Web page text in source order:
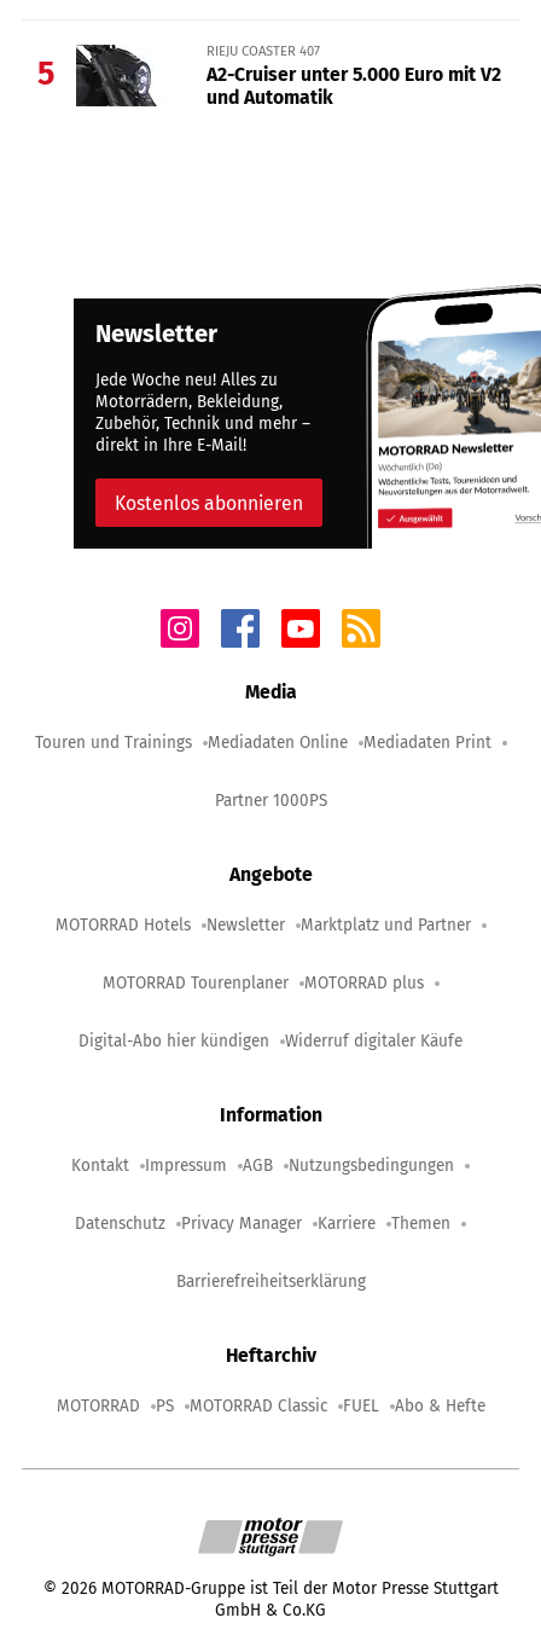
5
RIEJU COASTER 407
A2-Cruiser unter 5.000 Euro mit V2
und Automatik
Newsletter
Jede Woche neu! Alles zu
Motorrädern, Bekleidung,
Zubehör, Technik und mehr –
direkt in Ihre E-Mail!
Kostenlos abonnieren
Media
Touren und Trainings Mediadaten Online Mediadaten Print
Partner 1000PS
Angebote
MOTORRAD Hotels Newsletter Marktplatz und Partner
MOTORRAD Tourenplaner MOTORRAD plus
Digital-Abo hier kündigen Widerruf digitaler Käufe
Information
Kontakt Impressum AGB Nutzungsbedingungen
Datenschutz Privacy Manager Karriere Themen
Barrierefreiheitserklärung
Heftarchiv
MOTORRAD PS MOTORRAD Classic FUEL Abo & Hefte
© 2026 MOTORRAD-Gruppe ist Teil der Motor Presse Stuttgart
GmbH & Co.KG